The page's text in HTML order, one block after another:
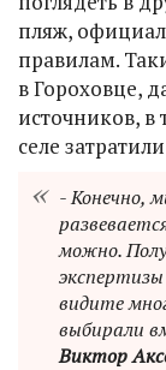
пляж,
правилам.
в Гороховце,
источников,
селе
- Конечно,
можно.
видите
выбирали
Виктор